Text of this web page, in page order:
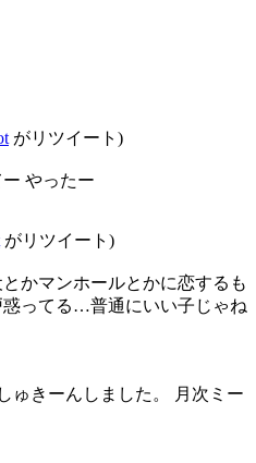
がリツイート)
やったー
がリツイート)
かマンホールとかに恋するも
ってる…普通にいい子じゃね
ゅきーんしました。 月次ミー